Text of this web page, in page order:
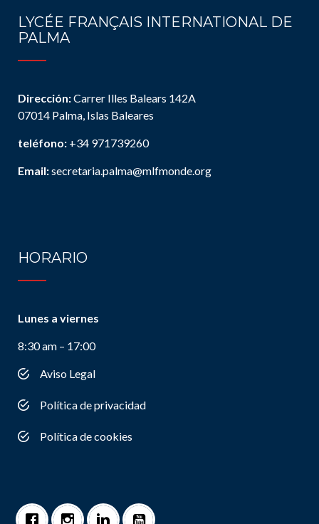
LYCÉE FRANÇAIS INTERNATIONAL DE
PALMA
Dirección:Carrer Illes Balears 142A
07014 Palma, Islas Baleares
teléfono: +34 971739260
Email:secretaria.palma@mlfmonde.org
HORARIO
Lunes a viernes
8:30 am – 17:00
Aviso Legal
Política de privacidad
Política de cookies